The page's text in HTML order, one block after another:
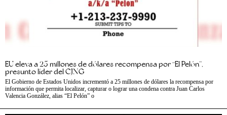
EU eleva a 25 millones de dólares recompensa por “El Pelón”,
presunto líder del CJNG
El Gobierno de Estados Unidos incrementó a 25 millones de dólares la recompensa por
información que permita localizar, capturar o lograr una condena contra Juan Carlos
Valencia González, alias “El Pelón” o